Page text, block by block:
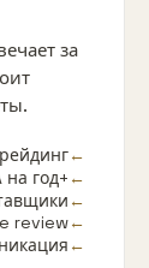
за
←
на год+ ←
←
review←
←